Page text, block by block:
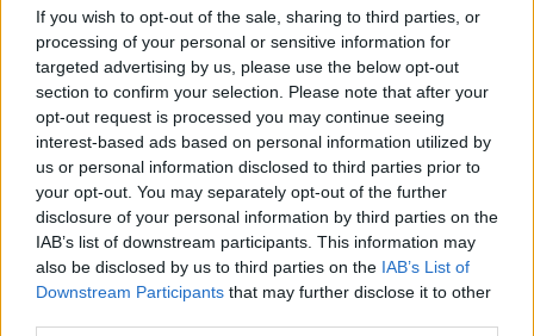
If you wish to opt-out of the sale, sharing to third parties, or
processing of your personal or sensitive information for
targeted advertising by us, please use the below opt-out
section to confirm your selection. Please note that after your
opt-out request is processed you may continue seeing
interest-based ads based on personal information utilized by
us or personal information disclosed to third parties prior to
your opt-out. You may separately opt-out of the further
disclosure of your personal information by third parties on the
IAB’s list of downstream participants. This information may
also be disclosed by us to third parties on the IAB’s List of
Downstream Participants that may further disclose it to other
Tiranës, arrestohet Renardo
Nallbani në Palasë
Mazda konfirmon rikthimin e
CX-3, gjenerata e re pritet në
vitin 2027